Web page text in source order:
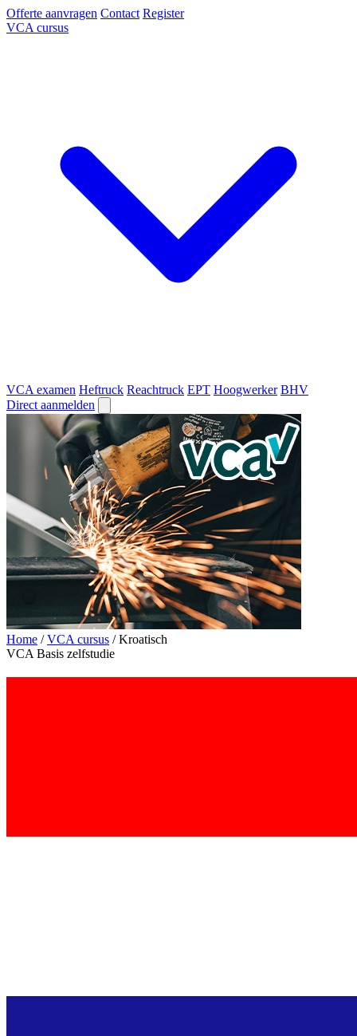
Offerte aanvragen Contact Register
VCA cursus
VCA examen Heftruck Reachtruck EPT Hoogwerker BHV
Direct aanmelden
Home / VCA cursus / Kroatisch
VCA Basis zelfstudie